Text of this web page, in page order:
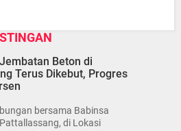
Beton di
Terus Dikebut, Progres
bersama Babinsa
di Lokasi